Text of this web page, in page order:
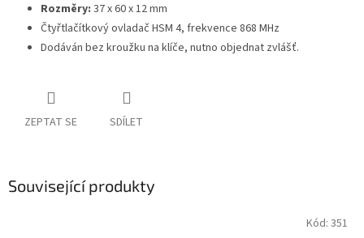
Rozměry: 37 x 60 x 12 mm
Čtyřtlačítkový ovladač HSM 4, frekvence 868 MHz
Dodáván bez kroužku na klíče, nutno objednat zvlášť.
ZEPTAT SE SDÍLET
Související produkty
Kód: 351